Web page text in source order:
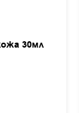
30мл